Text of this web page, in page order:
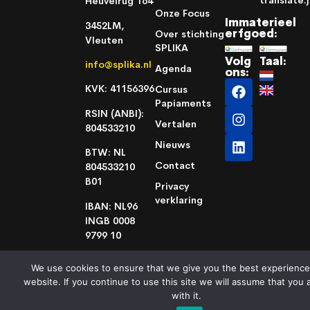
3452LM,
Vleuten
info@splika.nl
KVK: 41156396
RSIN (ANBI):
804533210
BTW: NL
804533210
B01
IBAN: NL96
INGB 0008
9799 10
Onze Focus
Over stichting
SPLIKA
Agenda
Cursus
Papiaments
Vertalen
Nieuws
Contact
Privacy
verklaring
Immaterieel
erfgoed:
Volg
ons:
Taal:
Made with love byharmswaydesign.com
We use cookies to ensure that we give you the best
website. If you continue to use this site we will assume that you
with it.